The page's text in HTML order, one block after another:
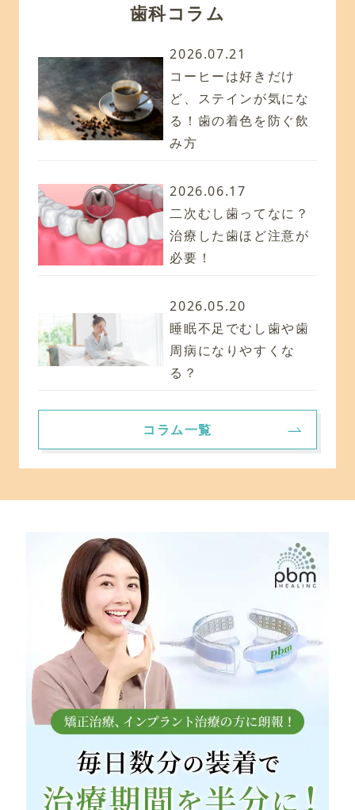
歯科コラム
2026.07.21
コーヒーは好きだけ
ど、ステインが気にな
る！歯の着色を防ぐ飲
み方
2026.06.17
二次むし歯ってなに？
治療した歯ほど注意が
必要！
2026.05.20
睡眠不足でむし歯や歯
周病になりやすくな
る？
コラム一覧